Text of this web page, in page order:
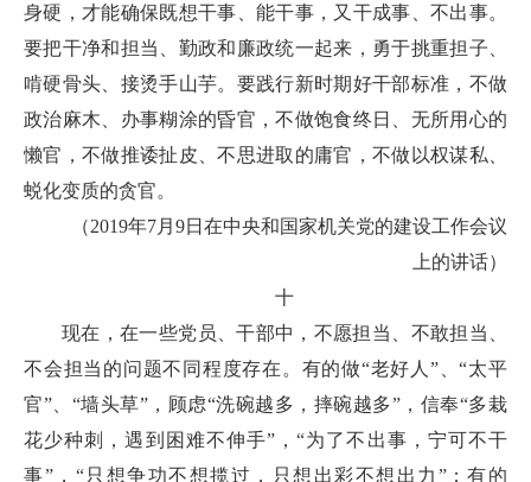
身硬，才能确保既想干事、能干事，又干成事、不出事。
要把干净和担当、勤政和廉政统一起来，勇于挑重担子、
啃硬骨头、接烫手山芋。要践行新时期好干部标准，不做
政治麻木、办事糊涂的昏官，不做饱食终日、无所用心的
懒官，不做推诿扯皮、不思进取的庸官，不做以权谋私、
蜕化变质的贪官。
（2019年7月9日在中央和国家机关党的建设工作会议
上的讲话）
十
现在，在一些党员、干部中，不愿担当、不敢担当、
不会担当的问题不同程度存在。有的做“老好人”、“太平
官”、“墙头草”，顾虑“洗碗越多，摔碗越多”，信奉“多栽
花少种刺，遇到困难不伸手”，“为了不出事，宁可不干
事”，“只想争功不想揽过，只想出彩不想出力”；有的